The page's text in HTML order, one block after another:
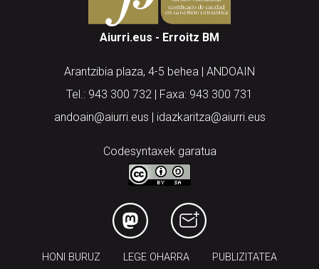
Aiurri.eus - Erroitz BM
Arantzibia plaza, 4-5 behea | ANDOAIN
Tel.: 943 300 732 | Faxa: 943 300 731
andoain@aiurri.eus | idazkaritza@aiurri.eus
Codesyntaxek garatua
HONI BURUZ LEGE OHARRA PUBLIZITATEA